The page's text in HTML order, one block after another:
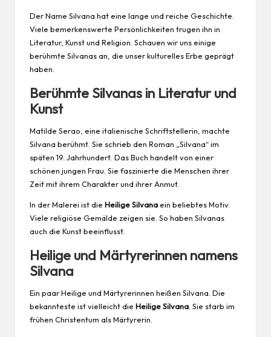
Der Name Silvana hat eine lange und reiche Geschichte.
Viele bemerkenswerte Persönlichkeiten trugen ihn in
Literatur, Kunst und Religion. Schauen wir uns einige
berühmte Silvanas an, die unser kulturelles Erbe geprägt
haben.
Berühmte Silvanas in Literatur und
Kunst
Matilde Serao, eine italienische Schriftstellerin, machte
Silvana berühmt. Sie schrieb den Roman „Silvana“ im
späten 19. Jahrhundert. Das Buch handelt von einer
schönen jungen Frau. Sie faszinierte die Menschen ihrer
Zeit mit ihrem Charakterund ihrer Anmut.
In der Malerei ist die Heilige Silvanaein beliebtes Motiv.
Viele religiöse Gemälde zeigen sie. So haben Silvanas
auch die Kunst beeinflusst.
Heilige und Märtyrerinnen namens
Silvana
Ein paar Heilige und Märtyrerinnen heißen Silvana. Die
bekannteste ist vielleicht die Heilige Silvana . Sie starb im
frühen Christentum als Märtyrerin.